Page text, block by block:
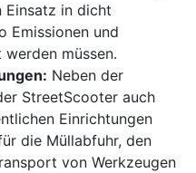
Einsatz in dicht
Emissionen und
müssen.
Neben der
StreetScooter auch
Einrichtungen
die Müllabfuhr, den
von Werkzeugen